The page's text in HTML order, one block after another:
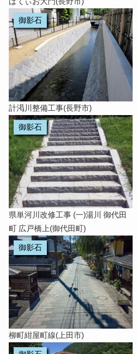
計渇川整備工事(長野市)
御影石
県単河川改修工事 (一)湯川 御代田
町 広戸橋上(御代田町)
御影石
柳町紺屋町線(上田市)
御影石